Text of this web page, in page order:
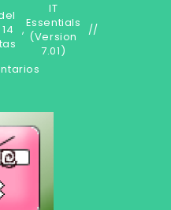
,
IT
Essentials
(Version
7.01)